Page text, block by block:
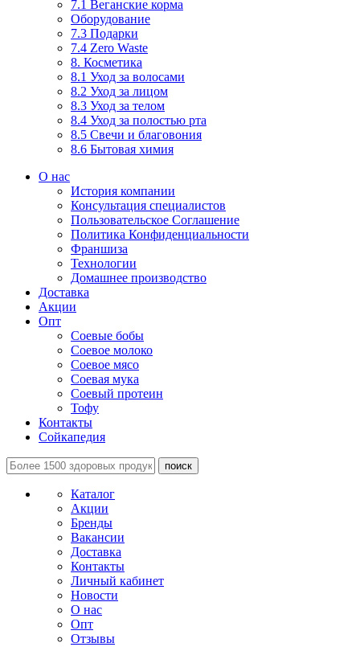
7.1 Веганские корма
Оборудование
7.3 Подарки
7.4 Zero Waste
8. Косметика
8.1 Уход за волосами
8.2 Уход за лицом
8.3 Уход за телом
8.4 Уход за полостью рта
8.5 Свечи и благовония
8.6 Бытовая химия
О нас
История компании
Консультация специалистов
Пользовательское Соглашение
Политика Конфиденциальности
Франшиза
Технологии
Домашнее производство
Доставка
Акции
Опт
Соевые бобы
Соевое молоко
Соевое мясо
Соевая мука
Соевый протеин
Тофу
Контакты
Сойкапедия
поиск
Каталог
Акции
Бренды
Вакансии
Доставка
Контакты
Личный кабинет
Новости
О нас
Опт
Отзывы